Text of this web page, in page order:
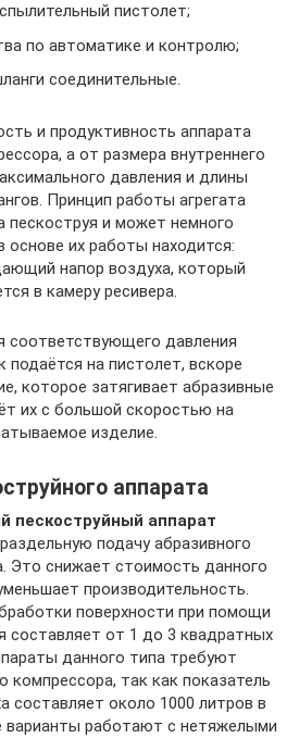
пистолет;
по автоматике и контролю;
соединительные.
и продуктивность аппарата
а от размера внутреннего
давления и длины
Принцип работы агрегата
пескоструя и может немного
основе их работы находится:
напор воздуха, который
в камеру ресивера.
соответствующего давления
на пистолет, вскоре
которое затягивает абразивные
их с большой скоростью на
изделие.
аппарата
пескоструйный аппарат
подачу абразивного
Это снижает стоимость данного
производительность.
поверхности при помощи
составляет от 1 до 3 квадратных
данного типа требуют
так как показатель
составляет около 1000 литров в
варианты работают с нетяжелыми